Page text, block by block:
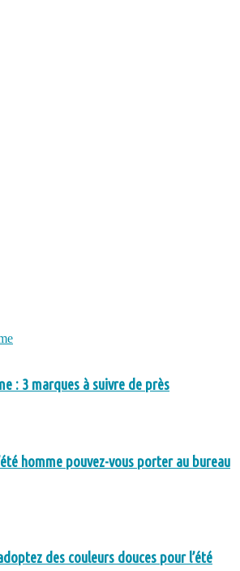
: 3 marques à suivre de près
homme pouvez-vous porter au bureau
des couleurs douces pour l’été